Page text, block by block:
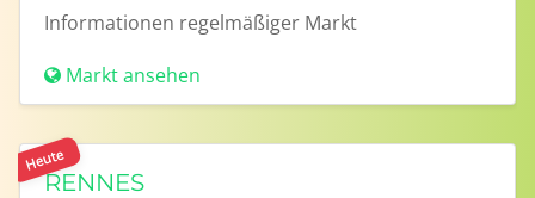
Informationen regelmäßiger Markt
Markt ansehen
Heute
RENNES